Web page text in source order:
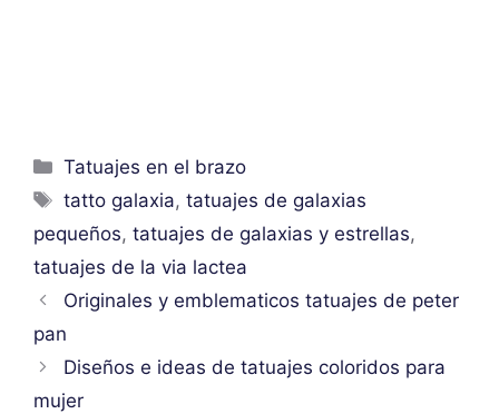
Categorías
Tatuajes en el brazo
Etiquetas
tatto galaxia,tatuajes de galaxias
pequeños, tatuajes de galaxias y estrellas,
tatuajes de la via lactea
Originales y emblematicos tatuajes de peter
pan
Diseños e ideas de tatuajes coloridos para
mujer